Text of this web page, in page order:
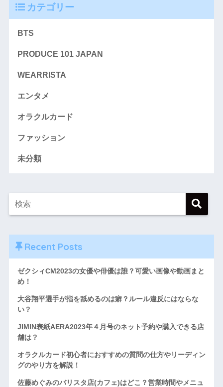
カテゴリー
BTS
PRODUCE 101 JAPAN
WEARRISTA
エンタメ
オラクルカード
ファッション
未分類
Recent Posts
ゼクシィCM2023の女優や俳優は誰？可愛い画像や動画まと
め！
大谷翔平選手が指を舐めるのは癖？ルール違反にはならな
い？
JIMIN表紙AERA2023年４月号のネット予約や購入できる店
舗は？
オラクルカード初心者におすすめの質問の仕方やリーディン
グのやり方を解説！
佐藤めぐみのバリスタ店(カフェ)はどこ？営業時間やメニュ